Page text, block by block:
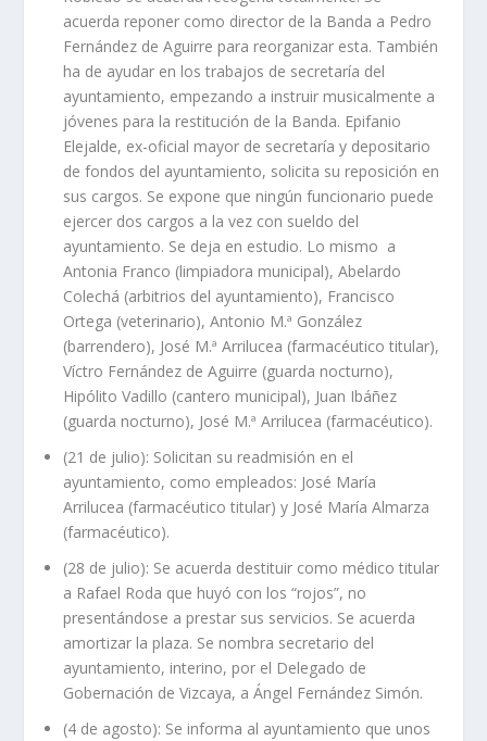
acuerda reponer como director de la Banda a Pedro
Fernández de Aguirre para reorganizar esta. También
ha de ayudar en los trabajos de secretaría del
ayuntamiento, empezando a instruir musicalmente a
jóvenes para la restitución de la Banda. Epifanio
Elejalde, ex-oficial mayor de secretaría y depositario
de fondos del ayuntamiento, solicita su reposición en
sus cargos. Se expone que ningún funcionario puede
ejercer dos cargos a la vez con sueldo del
ayuntamiento. Se deja en estudio. Lo mismo a
Antonia Franco (limpiadora municipal), Abelardo
Colechá (arbitrios del ayuntamiento), Francisco
Ortega (veterinario), Antonio M.ª González
(barrendero), José M.ª Arrilucea (farmacéutico titular),
Víctro Fernández de Aguirre (guarda nocturno),
Hipólito Vadillo (cantero municipal), Juan Ibáñez
(guarda nocturno), José M.ª Arrilucea (farmacéutico).
(21 de julio): Solicitan su readmisión en el
ayuntamiento, como empleados: José María
Arrilucea (farmacéutico titular) y José María Almarza
(farmacéutico).
(28 de julio): Se acuerda destituir como médico titular
a Rafael Roda que huyó con los “rojos”, no
presentándose a prestar sus servicios. Se acuerda
amortizar la plaza. Se nombra secretario del
ayuntamiento, interino, por el Delegado de
Gobernación de Vizcaya, a Ángel Fernández Simón.
(4 de agosto): Se informa al ayuntamiento que unos